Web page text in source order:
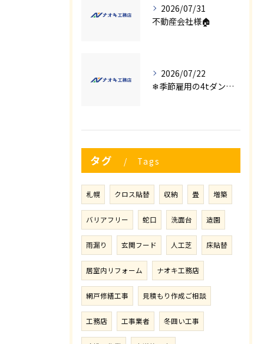
2026/07/31
不動産会社様🏠
2026/07/22
❄季節雇用の4tダンプの運転手募集⛄
タグ Tags
札幌 クロス貼替 収納 畳 増築
バリアフリー 蛇口 洗面台 造園
雨漏り 玄関フード 人工芝 床貼替
居室内リフォーム ナオキ工務店
網戸修繕工事 見積もり作成ご相談
工務店 工事業者 冬囲い工事